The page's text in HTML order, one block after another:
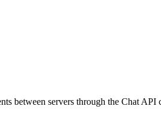
between servers through the Chat